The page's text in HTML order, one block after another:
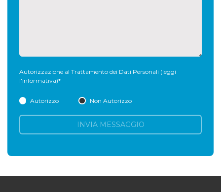
Autorizzazione al Trattamento dei Dati Personali (leggi
l'informativa)*
Autorizzo Non Autorizzo
INVIA MESSAGGIO